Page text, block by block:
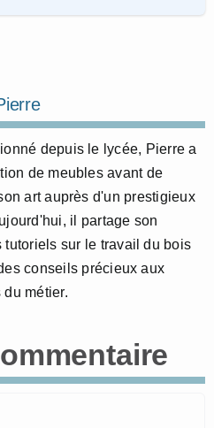
depuis le lycée, Pierre a
de meubles avant de
art auprès d'un prestigieux
il partage son
sur le travail du bois
conseils précieux aux
métier.